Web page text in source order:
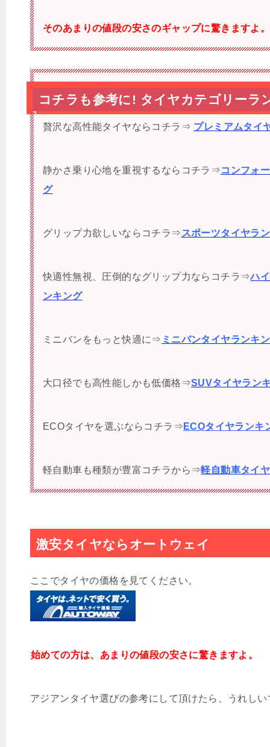
そのあまりの値段の安さのギャップに驚きますよ。
コチラも参考に! タイヤカテゴリーラ
贅沢な高性能タイヤならコチラ⇒ プレミアムタイ
静かさ乗り心地を重視するならコチラ⇒コンフォ
グ
グリップ力欲しいならコチラ⇒ スポーツタイヤラ
快適性無視、圧倒的なグリップ力ならコチラ⇒ハ
ンキング
ミニバンをもっと快適に⇒ ミニバンタイヤランキ
大口径でも高性能しかも低価格⇒SUVタイヤラン
ECOタイヤを選ぶならコチラ⇒ ECOタイヤランキ
軽自動車も種類が豊富コチラから⇒軽自動車タイ
激安タイヤならオートウェイ
ここでタイヤの価格を見てください。
始めての方は、あまりの値段の安さに驚きますよ。
アジアンタイヤ選びの参考にして頂けたら、うれしい